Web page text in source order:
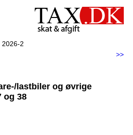
2026-2
>>
lastbiler og øvrige
og 38